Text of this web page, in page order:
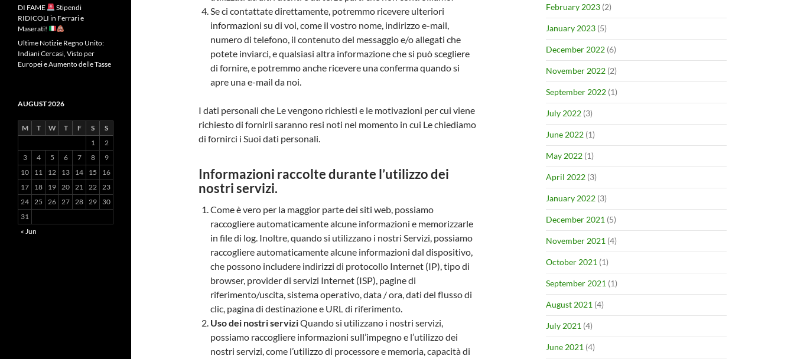
Se ci contattate direttamente, potremmo ricevere ulteriori
informazioni su di voi, come il vostro nome, indirizzo e-mail,
numero di telefono, il contenuto del messaggio e/o allegati che
potete inviarci, e qualsiasi altra informazione che si può scegliere
di fornire, e potremmo anche ricevere una conferma quando si
apre una e-mail da noi.
I dati personali che Le vengono richiesti e le motivazioni per cui viene
richiesto di fornirli saranno resi noti nel momento in cui Le chiediamo
di fornirci i Suoi dati personali.
Informazioni raccolte durante l’utilizzo dei
nostri servizi.
Come è vero per la maggior parte dei siti web, possiamo
raccogliere automaticamente alcune informazioni e memorizzarle
in file di log. Inoltre, quando si utilizzano i nostri Servizi, possiamo
raccogliere automaticamente alcune informazioni dal dispositivo,
che possono includere indirizzi di protocollo Internet (IP), tipo di
browser, provider di servizi Internet (ISP), pagine di
riferimento/uscita, sistema operativo, data / ora, dati del flusso di
clic, pagina di destinazione e URL di riferimento.
Uso dei nostri serviziQuando si utilizzano i nostri servizi,
possiamo raccogliere informazioni sull’impegno e l’utilizzo dei
nostri servizi, come l’utilizzo di processore e memoria, capacità di
February 2023 (2)
January 2023 (5)
December 2022 (6)
November 2022 (2)
September 2022 (1)
July 2022 (3)
June 2022 (1)
May 2022 (1)
April 2022 (3)
January 2022 (3)
December 2021 (5)
November 2021 (4)
October 2021 (1)
September 2021 (1)
August 2021 (4)
July 2021 (4)
June 2021 (4)
DI FAME
Stipendi
RIDICOLI in Ferrari e
Maserati!
Ultime Notizie Regno Unito:
Indiani Cercasi, Visto per
Europei e Aumento delle Tasse
AUGUST 2026
M T W T F S
S
1
2
3
4 5 6 7 8
9
10
11 12 13 14 15
16
17
18 19 20 21 22 23
24 25 26 27 28 29
30
31
« Jun